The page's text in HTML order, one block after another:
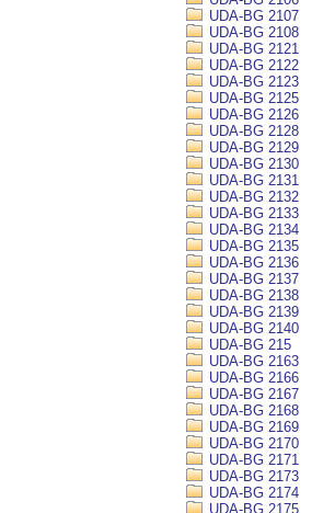
UDA-BG 2107
UDA-BG 2108
UDA-BG 2121
UDA-BG 2122
UDA-BG 2123
UDA-BG 2125
UDA-BG 2126
UDA-BG 2128
UDA-BG 2129
UDA-BG 2130
UDA-BG 2131
UDA-BG 2132
UDA-BG 2133
UDA-BG 2134
UDA-BG 2135
UDA-BG 2136
UDA-BG 2137
UDA-BG 2138
UDA-BG 2139
UDA-BG 2140
UDA-BG 215
UDA-BG 2163
UDA-BG 2166
UDA-BG 2167
UDA-BG 2168
UDA-BG 2169
UDA-BG 2170
UDA-BG 2171
UDA-BG 2173
UDA-BG 2174
UDA-BG 2175